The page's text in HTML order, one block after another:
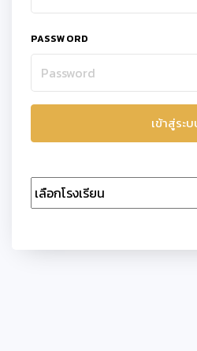
PASSWORD
เข้าสู่ระ